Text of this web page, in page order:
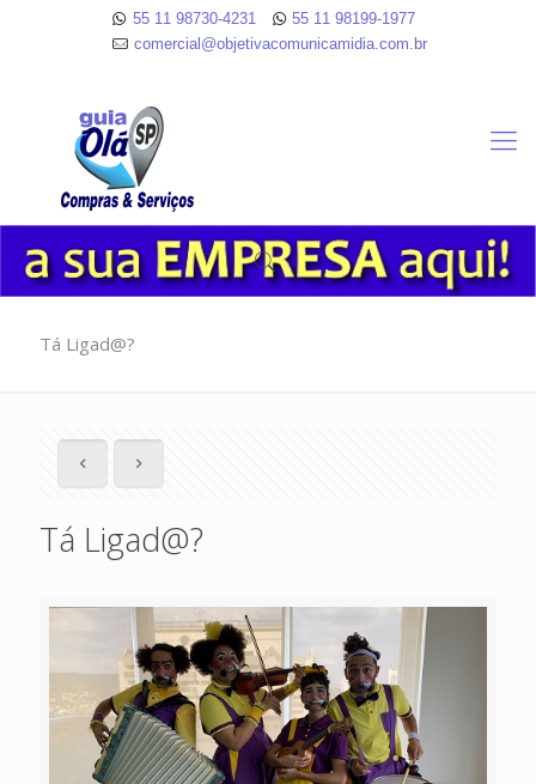
55 11 98730-4231
55 11 98199-1977
comercial@objetivacomunicamidia.com.br
Tá Ligad@?
Tá Ligad@?